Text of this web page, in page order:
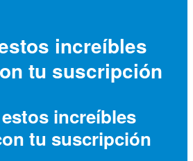
increíbles
tu suscripción
increíbles
tu suscripción